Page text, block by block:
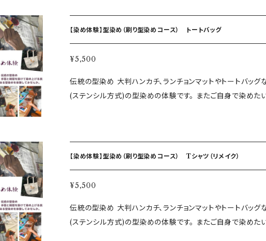
程◆ ①型紙を選び染め素材に直接染めていく (型紙は
差し上げます。ご相談のうえ会場と日時が決まり次第、体験チ
（刷り型） コースター 所要時 約1時間30分 ※当日お持ち
【染め体験】型染め（刷り型染めコース） トートバッグ
¥5,500
伝統の型染め 大判ハンカチ、ランチョンマットやトートバッ
(ステンシル方式)の型染めの体験です。 またご自身で染めた
程◆ ①型紙を選び染め素材に直接染めていく (型紙は
差し上げます。ご相談のうえ会場と日時が決まり次第、体験チ
（刷り型） トートバッグ 所要時 約1時間30分 ※当日お持ち
【染め体験】型染め（刷り型染めコース） Tシャツ（リメイク）
¥5,500
伝統の型染め 大判ハンカチ、ランチョンマットやトートバッ
(ステンシル方式)の型染めの体験です。 またご自身で染めた